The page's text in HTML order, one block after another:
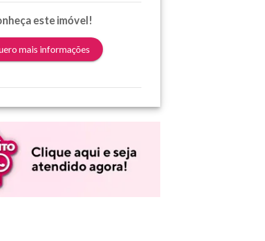
este imóvel!
mais informações